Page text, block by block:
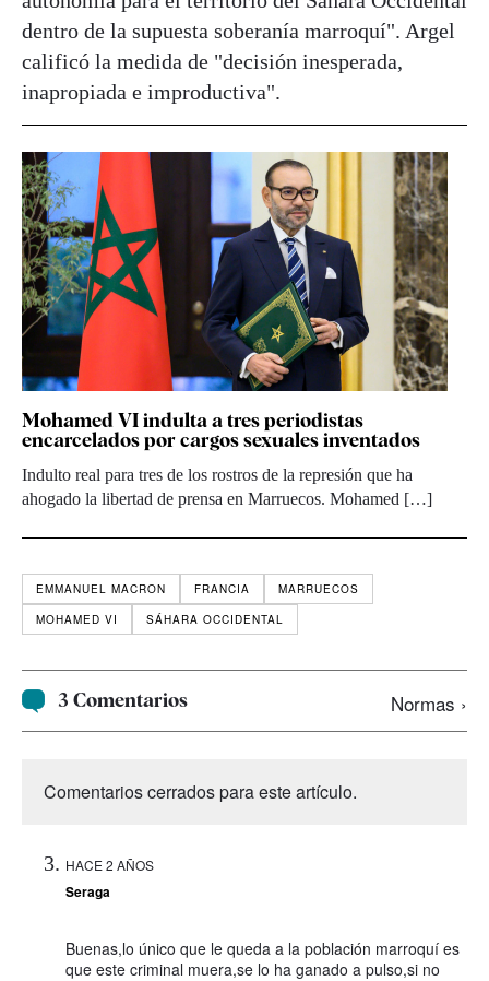
dentro de la supuesta soberanía marroquí". Argel
calificó la medida de "decisión inesperada,
inapropiada e improductiva".
Mohamed VI indulta a tres periodistas
encarcelados por cargos sexuales inventados
Indulto real para tres de los rostros de la represión que ha
ahogado la libertad de prensa en Marruecos. Mohamed […]
EMMANUEL MACRON FRANCIA
MARRUECOS
MOHAMED VI
SÁHARA OCCIDENTAL
3 Comentarios Normas ›
Comentarios cerrados para este artículo.
HACE 2 AÑOS
Seraga
Buenas,lo único que le queda a la población marroquí es
que este criminal muera,se lo ha ganado a pulso,si no